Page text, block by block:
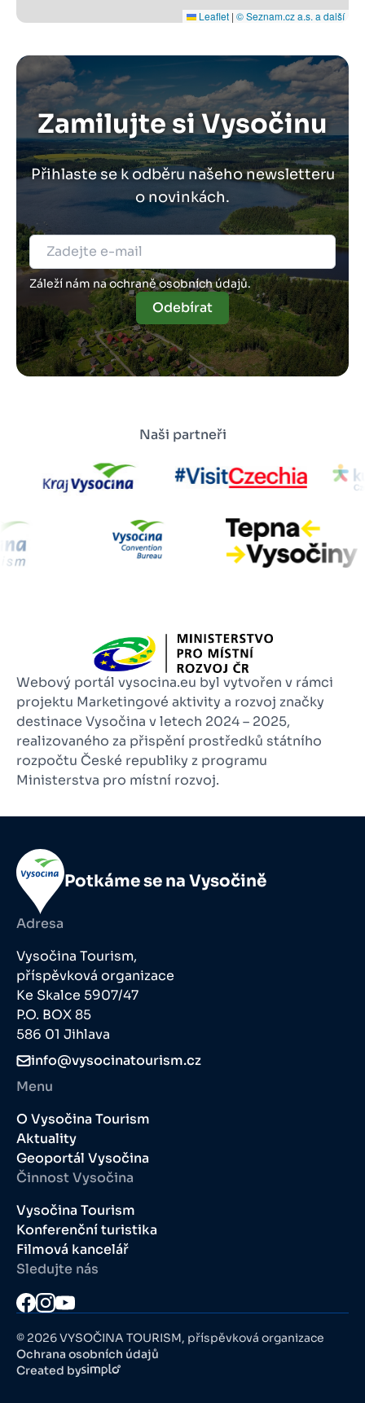
Leaflet | © Seznam.cz a.s. a další
Zamilujte si Vysočinu
Přihlaste se k odběru našeho newsletteru
o novinkách.
Záleží nám na ochraně osobních údajů.
Odebírat
Naši partneři
Webový portál vysocina.eu byl vytvořen v rámci
projektu Marketingové aktivity a rozvoj značky
destinace Vysočina v letech 2024 – 2025,
realizovaného za přispění prostředků státního
rozpočtu České republiky z programu
Ministerstva pro místní rozvoj.
Potkáme se na Vysočině
Adresa
Vysočina Tourism,
příspěvková organizace
Ke Skalce 5907/47
P.O. BOX 85
586 01 Jihlava
info@vysocinatourism.cz
Menu
O Vysočina Tourism
Aktuality
Geoportál Vysočina
Činnost Vysočina
Vysočina Tourism
Konferenční turistika
Filmová kancelář
Sledujte nás
© 2026 VYSOČINA TOURISM, příspěvková organizace
Ochrana osobních údajů
Created by